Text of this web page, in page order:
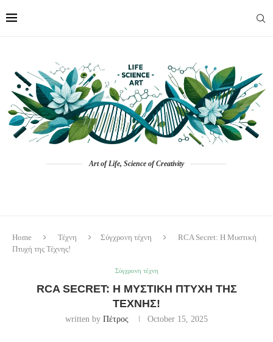
Art of Life, Science of Creativity
Home Τέχνη Σύγχρονη τέχνη
RCA Secret: Η Μυστική
Πτυχή της Τέχνης!
Σύγχρονη τέχνη
RCA SECRET: Η ΜΥΣΤΙΚΉ ΠΤΥΧΉ ΤΗΣ
ΤΈΧΝΗΣ!
written by Πέτρος October 15, 2025